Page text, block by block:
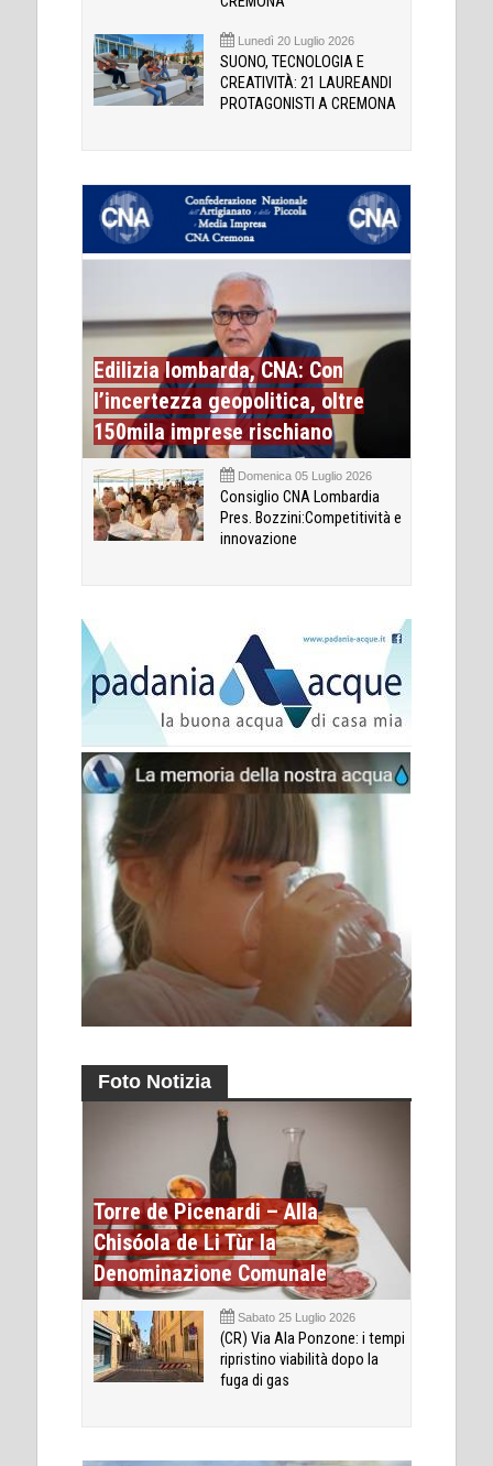
Lunedì 20 Luglio 2026
SUONO, TECNOLOGIA E
CREATIVITÀ: 21 LAUREANDI
PROTAGONISTI A CREMONA
Edilizia lombarda, CNA: Con
l’incertezza geopolitica, oltre
150mila imprese rischiano
Domenica 05 Luglio 2026
Consiglio CNA Lombardia
Pres. Bozzini:Competitività e
innovazione
Foto Notizia
Torre de Picenardi – Alla
Chisóola de Li Tùr la
Denominazione Comunale
Sabato 25 Luglio 2026
(CR) Via Ala Ponzone: i tempi
ripristino viabilità dopo la
fuga di gas